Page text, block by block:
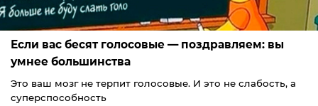
Если вас бесят голосовые — поздравляем: вы
умнее большинства
Это ваш мозг не терпит голосовые. И это не слабость, а
суперспособность